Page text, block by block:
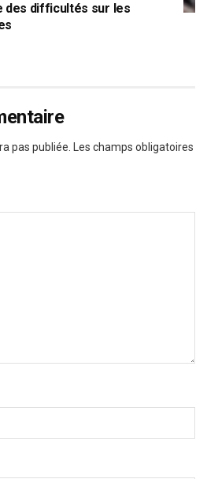
des difficultés sur les
pas publiée. Les champs obligatoires